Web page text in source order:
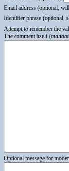
Email address (optional,
Identifier phrase (optional,
Attempt to remember the
The comment itself (
Optional message for